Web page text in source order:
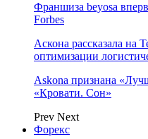
Франшиза beyosa
Forbes
Аскона рассказала на
оптимизации
Askona признана
«Кровати. Сон»
Prev Next
Форекс